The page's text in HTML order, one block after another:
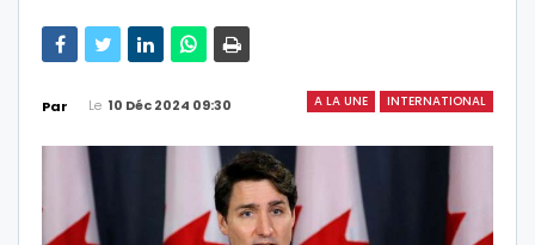
A LA UNE INTERNATIONAL
Par Le 10 Déc 2024 09:30